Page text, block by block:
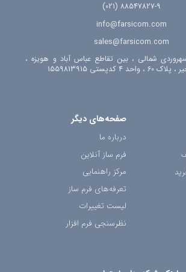
88547827-9 (021)
info@farsicom.com
sales@farsicom.com
شمالی ، بین تقاطع عباس آباد و هویزه ،
4 کدپستی 1559813915
صفحه‌های دیگر
درباره ما
فرم ساز آنلاین
مرکز راهنمایی
تعرفه‌های فرم ساز
لیست تغییرات
نظرسنجی فرم افزار